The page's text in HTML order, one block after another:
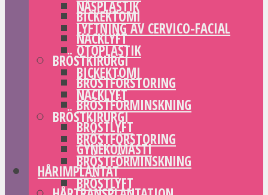
BICKEKTOMI
NACKLYFT
BRÖSTKIRURGI
BRÖSTFÖRSTORING
BRÖSTFÖRMINSKNING
BRÖSTLYFT
GYNEKOMASTI
HÅRIMPLANTAT
NÄSPLASTIK
LYFTNING AV CERVICO-FACIAL
OTOPLASTIK
BICKEKTOMI
NACKLYFT
BRÖSTKIRURGI
BRÖSTFÖRSTORING
BRÖSTFÖRMINSKNING
BRÖSTLYFT